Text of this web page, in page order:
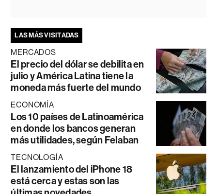
LAS MÁS VISITADAS
MERCADOS
El precio del dólar se debilita en
julio y América Latina tiene la
moneda más fuerte del mundo
ECONOMÍA
Los 10 países de Latinoamérica
en donde los bancos generan
más utilidades, según Felaban
TECNOLOGÍA
El lanzamiento del iPhone 18
está cerca y estas son las